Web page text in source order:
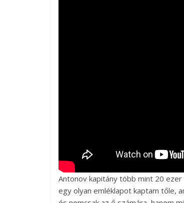
Antonov kapitány több mint 20
egy olyan emléklapot kaptam tőle,